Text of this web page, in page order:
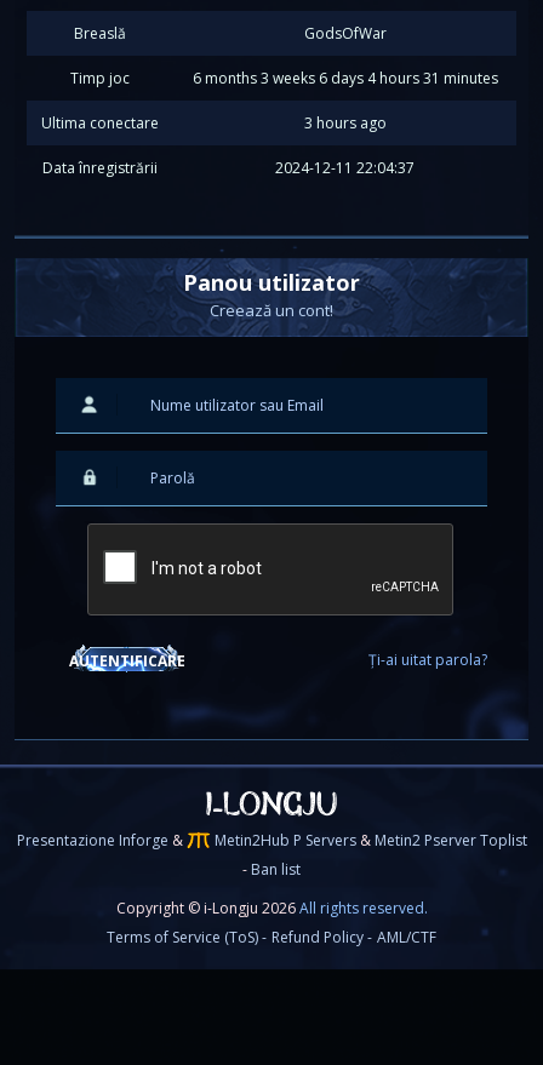
Panou utilizator
Creează un cont!
AUTENTIFICARE Ți-ai uitat parola?
Breaslă GodsOfWar
Timp joc 6 months 3 weeks 6 days 4 hours 31 minutes
Ultima conectare 3 hours ago
Data înregistrării 2024-12-11 22:04:37
Copyright © i-Longju 2026All rights reserved.
Terms of Service (ToS) - Refund Policy - AML/CTF
Presentazione Inforge & Metin2Hub P Servers & Metin2 Pserver Toplist
- Ban list